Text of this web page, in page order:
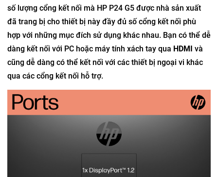
số lượng cổng kết nối mà HP P24 G5 được nhà sản xuất
đã trang bị cho thiết bị này đầy đủ số cổng kết nối phù
hợp với những mục đích sử dụng khác nhau. Bạn có thể dễ
dàng kết nối với PC hoặc máy tính xách tay qua HDMI và
cũng dễ dàng có thể kết nối với các thiết bị ngoại vi khác
qua các cổng kết nối hỗ trợ.